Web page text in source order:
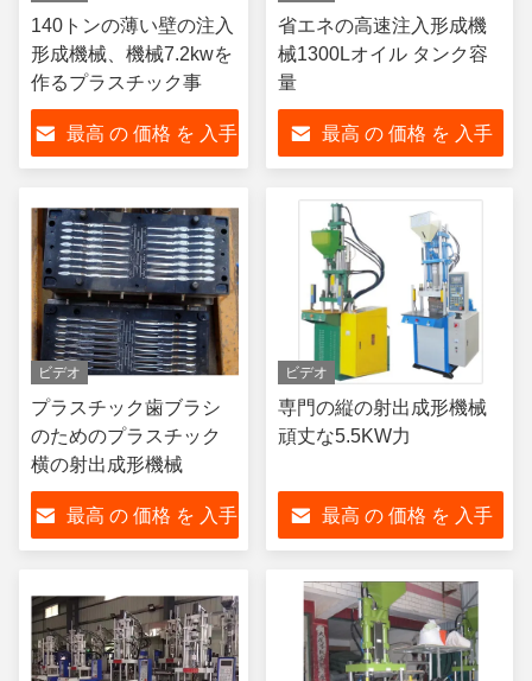
140トンの薄い壁の注入
形成機械、機械7.2kwを
作るプラスチック事
最高 の 価格 を 入手
省エネの高速注入形成機
械1300Lオイル タンク容
量
最高 の 価格 を 入手
ビデオ
プラスチック歯ブラシ
のためのプラスチック
横の射出成形機械
最高 の 価格 を 入手
ビデオ
専門の縦の射出成形機械
頑丈な5.5KW力
最高 の 価格 を 入手